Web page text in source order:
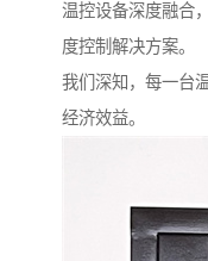
温控设备深度融合
度控制解决方案。
我们深知，每一台
经济效益。